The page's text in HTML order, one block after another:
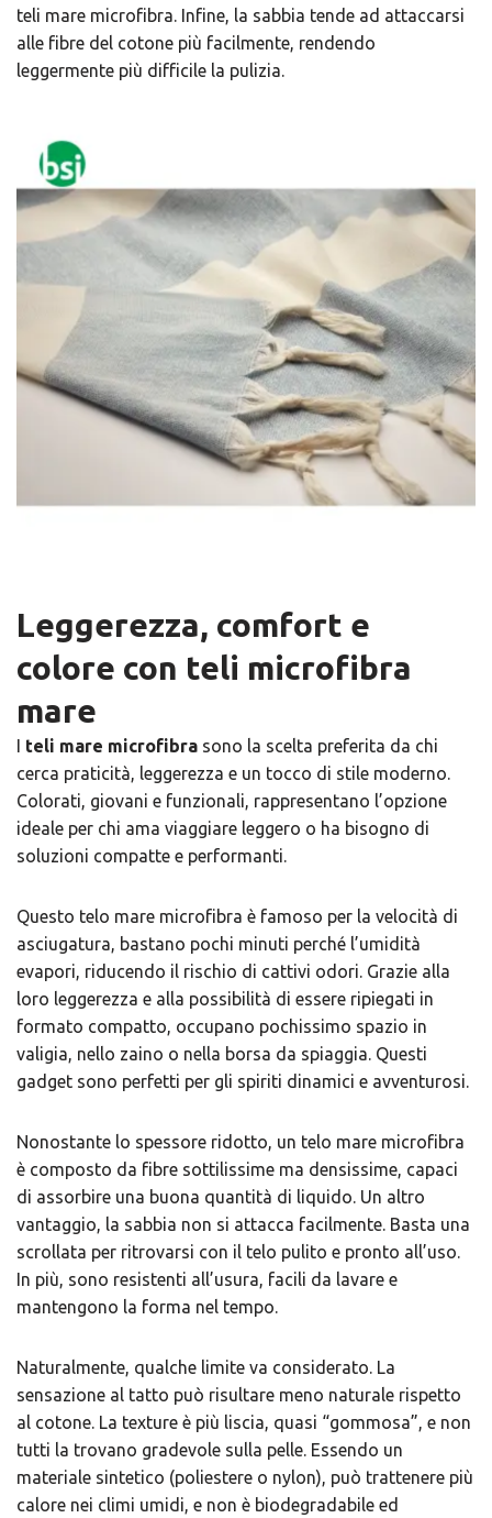
teli mare microfibra. Infine, la sabbia tende ad attaccarsi
alle fibre del cotone più facilmente, rendendo
leggermente più difficile la pulizia.
Leggerezza, comfort e
colore con teli microfibra
mare
teli mare microfibra sono la scelta preferita da chi
cerca praticità, leggerezza e un tocco di stile moderno.
Colorati, giovani e funzionali, rappresentano l’opzione
ideale per chi ama viaggiare leggero o ha bisogno di
soluzioni compatte e performanti.
Questo telo mare microfibra è famoso per la velocità di
asciugatura, bastano pochi minuti perché l’umidità
evapori, riducendo il rischio di cattivi odori. Grazie alla
loro leggerezza e alla possibilità di essere ripiegati in
formato compatto, occupano pochissimo spazio in
valigia, nello zaino o nella borsa da spiaggia. Questi
gadget sono perfetti per gli spiriti dinamici e avventurosi.
Nonostante lo spessore ridotto, un telo mare microfibra
è composto da fibre sottilissime ma densissime, capaci
di assorbire una buona quantità di liquido. Un altro
vantaggio, la sabbia non si attacca facilmente. Basta una
scrollata per ritrovarsi con il telo pulito e pronto all’uso.
In più, sono resistenti all’usura, facili da lavare e
mantengono la forma nel tempo.
Naturalmente, qualche limite va considerato. La
sensazione al tatto può risultare meno naturale rispetto
al cotone. La texture è più liscia, quasi “gommosa”, e non
tutti la trovano gradevole sulla pelle. Essendo un
materiale sintetico (poliestere o nylon), può trattenere più
calore nei climi umidi, e non è biodegradabile ed